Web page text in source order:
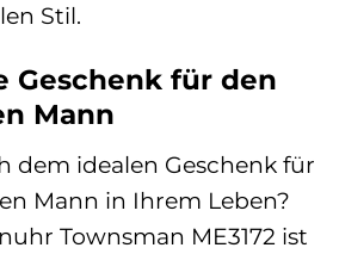
Stil.
Geschenk für den
Mann
dem idealen Geschenk für
Mann in Ihrem Leben?
Townsman ME3172 ist